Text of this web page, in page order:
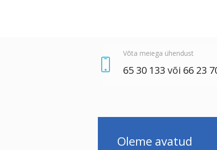
Võta meiega ühendust
65 30 133 või 66 23
Oleme avatud